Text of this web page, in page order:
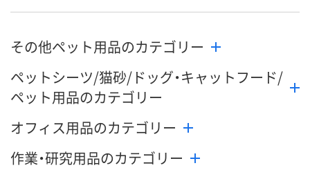
その他ペット用品のカテゴリー
ペットシーツ/猫砂/ドッグ・キャットフード/
ペット用品のカテゴリー
オフィス用品のカテゴリー
作業・研究用品のカテゴリー